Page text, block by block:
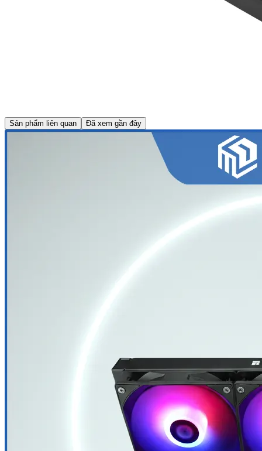
Sản phẩm liên quan Đã xem gần đây